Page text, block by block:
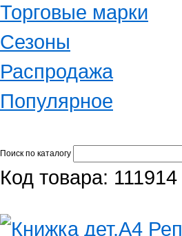
Торговые марки
Сезоны
Распродажа
Популярное
Поиск по каталогу
Код товара: 111914